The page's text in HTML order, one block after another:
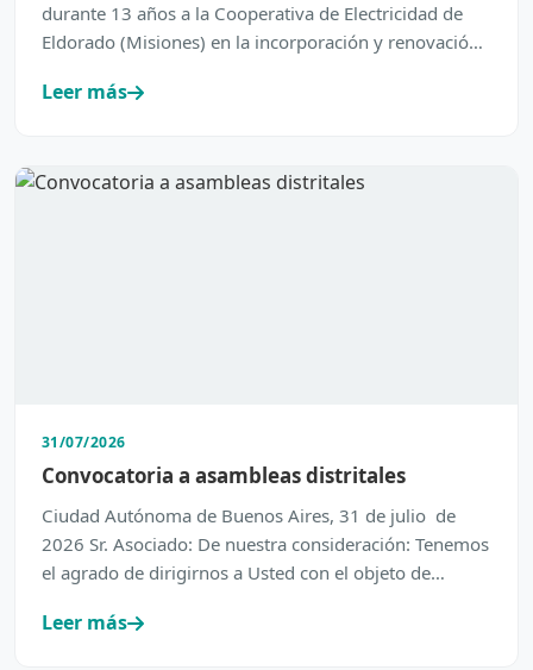
durante 13 años a la Cooperativa de Electricidad de
Eldorado (Misiones) en la incorporación y renovación
Leer más
31/07/2026
Convocatoria a asambleas distritales
Ciudad Autónoma de Buenos Aires, 31 de julio de
2026 Sr. Asociado: De nuestra consideración: Tenemos
el agrado de dirigirnos a Usted con el objeto de
Leer más